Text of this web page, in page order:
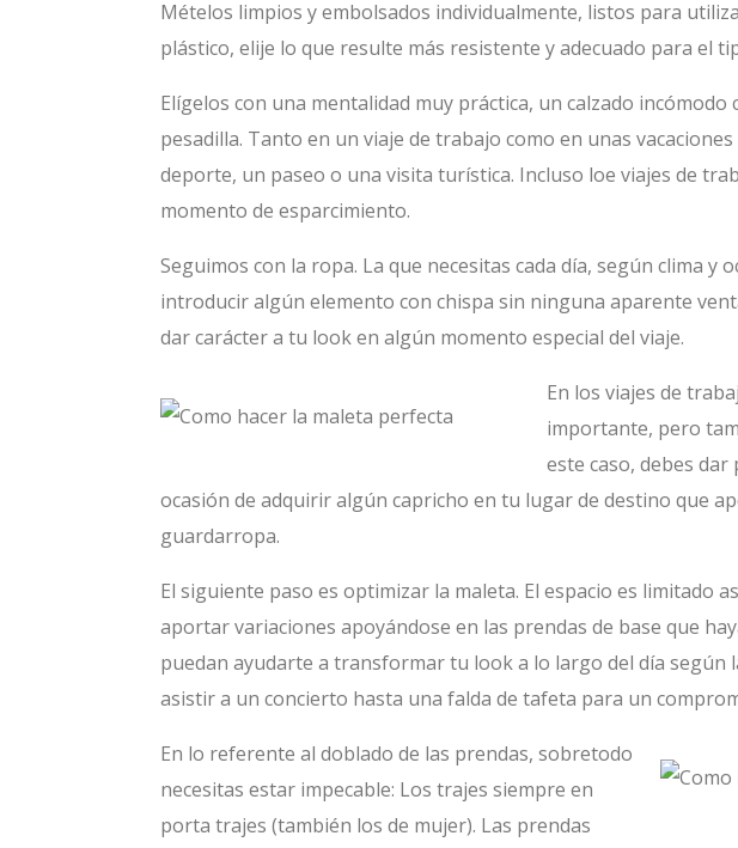
Mételos limpios y embolsados individualmente, listos para
plástico, elije lo que resulte más resistente y adecuado para el
Elígelos con una mentalidad muy práctica, un calzado
pesadilla. Tanto en un viaje de trabajo como en unas
deporte, un paseo o una visita turística. Incluso loe viajes de
momento de esparcimiento.
Seguimos con la ropa. La que necesitas cada día, según clima y
introducir algún elemento con chispa sin ninguna aparente
dar carácter a tu look en algún momento especial del viaje.
En los viajes de
importante, pero
este caso, debes
ocasión de adquirir algún capricho en tu lugar de destino que
guardarropa.
El siguiente paso es optimizar la maleta. El espacio es limitado
aportar variaciones apoyándose en las prendas de base que
puedan ayudarte a transformar tu look a lo largo del día según
asistir a un concierto hasta una falda de tafeta para un
En lo referente al doblado de las prendas, sobretodo
necesitas estar impecable: Los trajes siempre en
porta trajes (también los de mujer). Las prendas